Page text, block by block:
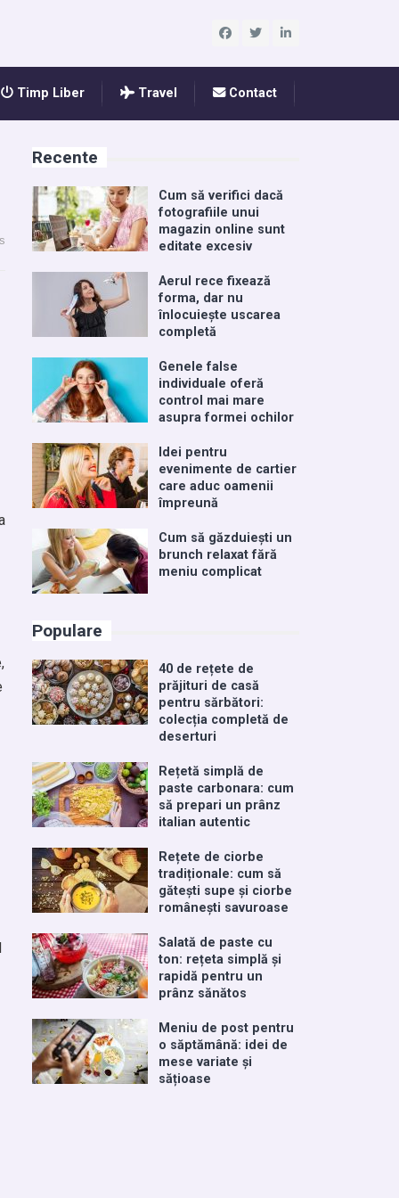
Timp Liber Travel Contact
Recente
Cum să verifici dacă
fotografiile unui
magazin online sunt
editate excesiv
Aerul rece fixează
forma, dar nu
înlocuiește uscarea
completă
Genele false
individuale oferă
control mai mare
asupra formei ochilor
Idei pentru
evenimente de cartier
care aduc oamenii
împreună
Cum să găzduiești un
brunch relaxat fără
meniu complicat
Populare
40 de rețete de
prăjituri de casă
pentru sărbători:
colecția completă de
deserturi
Rețetă simplă de
paste carbonara: cum
să prepari un prânz
italian autentic
Rețete de ciorbe
tradiționale: cum să
gătești supe și ciorbe
românești savuroase
Salată de paste cu
ton: rețeta simplă și
rapidă pentru un
prânz sănătos
Meniu de post pentru
o săptămână: idei de
mese variate și
sățioase